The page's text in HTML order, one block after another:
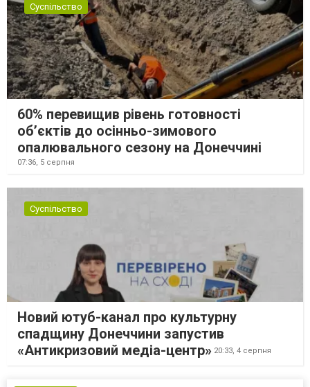
Суспільство
60% перевищив рівень готовності
об’єктів до осінньо-зимового
опалювального сезону на Донеччині
07:36, 5 серпня
Суспільство
Новий ютуб-канал про культурну
спадщину Донеччини запустив
«Антикризовий медіа-центр» 20:33, 4 серпня